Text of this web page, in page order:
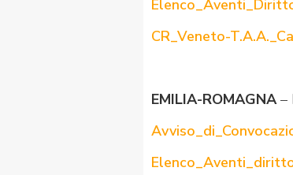
CR_Veneto-
EMILIA-ROMAGNA–